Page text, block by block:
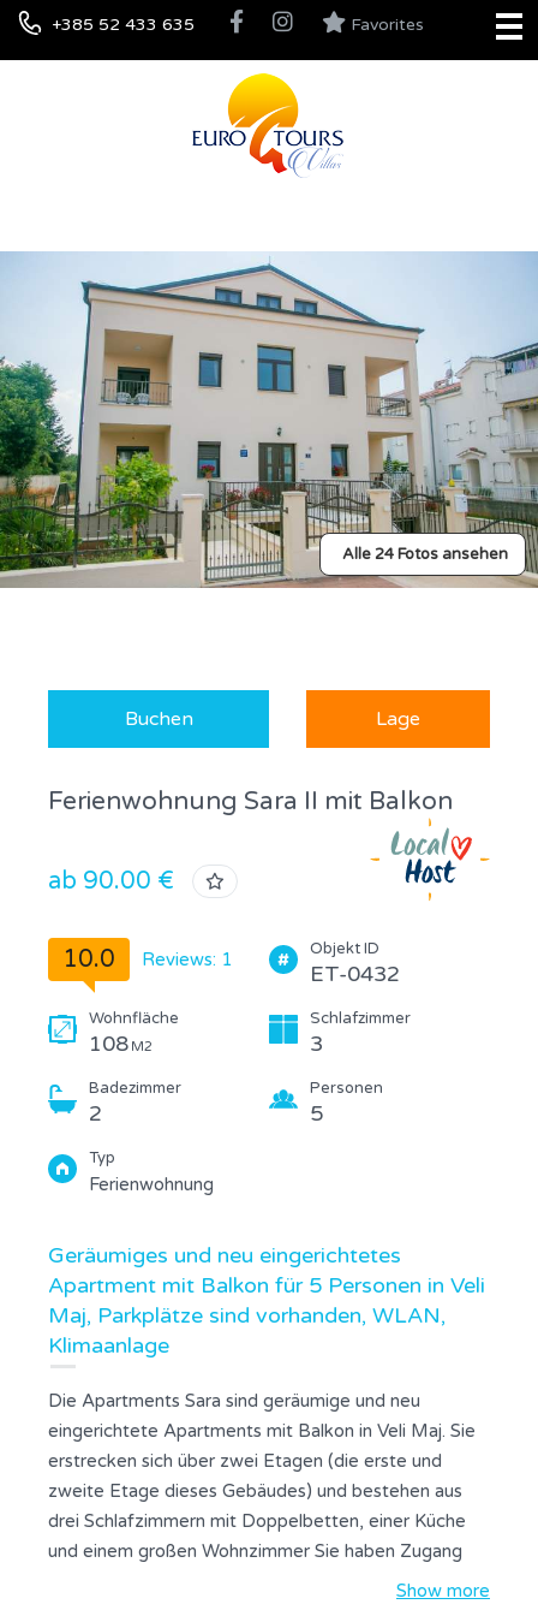
+385 52 433 635 Favorites
Alle 24 Fotos ansehen
Buchen Lage
Ferienwohnung Sara II mit Balkon
ab 90.00 €
10.0 Reviews: 1 Objekt ID
ET-0432
Wohnfläche
108 M2
Schlafzimmer
3
Badezimmer
2
Personen
5
Typ
Ferienwohnung
Geräumiges und neu eingerichtetes
Apartment mit Balkon für 5 Personen in Veli
Maj, Parkplätze sind vorhanden, WLAN,
Klimaanlage
Die Apartments Sara sind geräumige und neu
eingerichtete Apartments mit Balkon in Veli Maj. Sie
erstrecken sich über zwei Etagen (die erste und
zweite Etage dieses Gebäudes) und bestehen aus
drei Schlafzimmern mit Doppelbetten, einer Küche
und einem großen Wohnzimmer Sie haben Zugang
zum Balkon, dann ein Badezimmer mit Badewanne
Show more